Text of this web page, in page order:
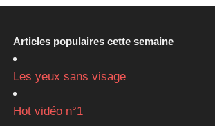
Articles populaires cette semaine
Les yeux sans visage
Hot vidéo n°1